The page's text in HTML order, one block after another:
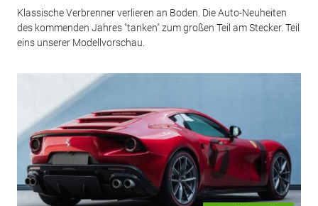
Klassische Verbrenner verlieren an Boden. Die Auto-Neuheiten
des kommenden Jahres "tanken" zum großen Teil am Stecker. Teil
eins unserer Modellvorschau.